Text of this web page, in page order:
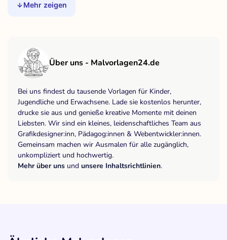
Mehr zeigen
Über uns - Malvorlagen24.de
Bei uns findest du tausende Vorlagen für Kinder,
Jugendliche und Erwachsene. Lade sie kostenlos herunter,
drucke sie aus und genieße kreative Momente mit deinen
Liebsten. Wir sind ein kleines, leidenschaftliches Team aus
Grafikdesigner:inn, Pädagog:innen & Webentwickler:innen.
Gemeinsam machen wir Ausmalen für alle zugänglich,
unkompliziert und hochwertig.
Mehr über uns und unsere Inhaltsrichtlinien.